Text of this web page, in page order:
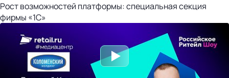
Рост возможностей платформы: специальная секция
фирмы «1С»